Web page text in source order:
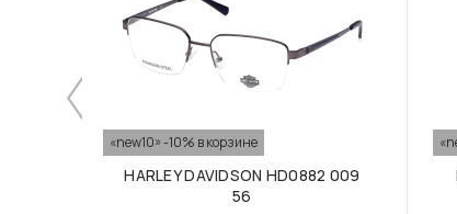
«new10» -10% в корзине
HARLEY DAVIDSON HD0882 009
56